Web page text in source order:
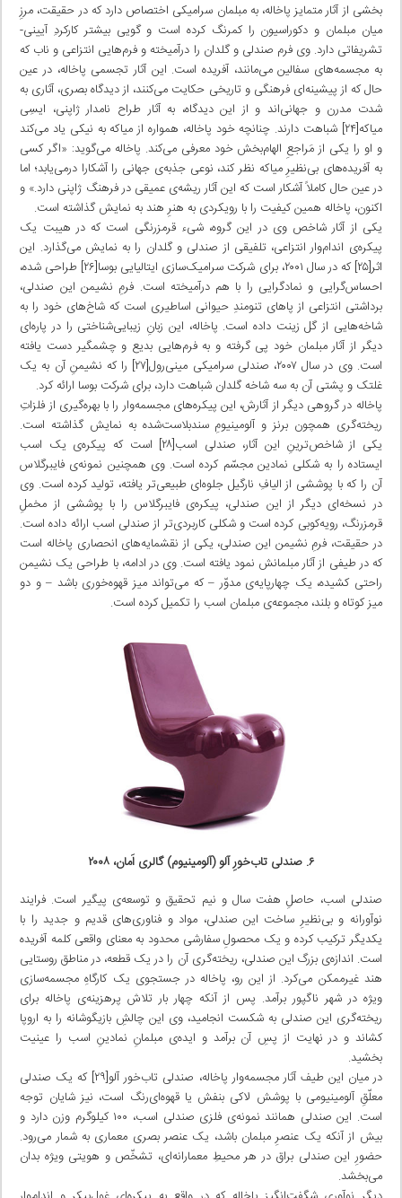
بخشی از آثار متمایز پاخاله، به مبلمان سرامیکی اختصاص دارد که در حقیقت، مرزِ
میان مبلمان و دکوراسیون را کمرنگ کرده است و گویی بیشتر کارکردِ آیینی-
تشریفاتی دارد. وی فرم صندلی و گلدان را درآمیخته و فرم‌هایی انتزاعی و ناب که
به مجسمه‌های سفالین می‌مانند، آفریده است. این آثار تجسمی پاخاله، در عین
حال که از پیشینه‌ای فرهنگی و تاریخی حکایت می‌کنند، از دیدگاه بصری، آثاری به
شدت مدرن و جهانی‌اند و از این دیدگاه، به آثار طراح نامدار ژاپنی، ایسِی
میاکه[۲۴] شباهت دارند. چنانچه خود پاخاله، همواره از میاکه به نیکی یاد می‌کند
و او را یکی از مَراجعِ الهام‌بخش خود معرفی می‌کند. پاخاله می‌گوید: «اگر کسی
به آفریده‌های بی‌نظیرِ میاکه نظر کند، نوعی جذبه‌ی جهانی را آشکارا در‌می‌یابد؛ اما
در عین حال کاملاً آشکار است که این آثار ریشه‌ی عمیقی در فرهنگ ژاپنی دارد.» و
اکنون، پاخاله همین کیفیت را با رویکردی به هنرِ هند به نمایش گذاشته است.
یکی از آثار شاخص وی در این گروه، شیء قرمزرنگی است که در هیبت یک
پیکره‌ی اندام‌وار انتزاعی، تلفیقی از صندلی و گلدان را به نمایش می‌گذارد. این
اثر[۲۵] که در سال ۲۰۰۱، برای شرکت سرامیک‌سازی ایتالیایی بوسا[۲۶] طراحی شده،
احساس‌گرایی و نمادگرایی را با هم درآمیخته است. فرمِ نشیمن این صندلی،
برداشتی انتزاعی از پاهای تنومندِ حیوانی اساطیری است که شاخ‌های خود را به
شاخه‌هایی از گل زینت داده است. پاخاله، این زبانِ زیبایی‌شناختی را در پاره‌ای
دیگر از آثار مبلمان خود پی گرفته و به فرم‌هایی بدیع و چشمگیر دست یافته
است. وی در سال ۲۰۰۷، صندلی سرامیکی مینی‌رول[۲۷] را که نشیمنِ آن به یک
غلتک و پشتی آن به سه شاخه گلدان شباهت دارد، برای شرکت بوسا ارائه کرد.
پاخاله در گروهی دیگر از آثارش، این پیکره‌های مجسمه‌وار را با بهره‌گیری از فلزاتِ
ریخته‌گری همچون برنز و آلومینیومِ سندبلاست‌شده به نمایش گذاشته است.
یکی از شاخص‌ترینِ این آثار، صندلی اسب[۲۸] است که پیکره‌ی یک اسب
ایستاده را به شکلی نمادین مجسّم کرده است. وی همچنین نمونه‌ی فایبرگلاس
آن را که با پوششی از الیافِ نارگیل جلوه‌ای طبیعی‌تر یافته، تولید کرده است. وی
در نسخه‌ای دیگر از این صندلی، پیکره‌ی فایبرگلاس را با پوششی از مخملِ
قرمزرنگ، رویه‌کوبی کرده است و شکلی کاربردی‌تر از صندلی اسب ارائه داده است.
در حقیقت، فرمِ نشیمن این صندلی، یکی از نقشمایه‌های انحصاری پاخاله است
که در طیفی از آثار مبلمانش نمود یافته است. وی در ادامه، با طراحی یک نشیمن
راحتی کشیده، یک چهارپایه‌ی مدوّر – که می‌تواند میز قهوه‌خوری باشد – و دو
میز کوتاه و بلند، مجموعه‌ی مبلمان اسب را تکمیل کرده است.
۶. صندلی تاب‌خورِ آلو (آلومینیوم) گالری اَمان، ۲۰۰۸
صندلی اسب، حاصلِ هفت سال و نیم تحقیق و توسعه‌ی پیگیر است. فرایند
نوآورانه و بی‌نظیرِ ساخت این صندلی، مواد و فناوری‌های قدیم و جدید را با
یکدیگر ترکیب کرده و یک محصولِ سفارشی محدود به معنای واقعی کلمه آفریده
است. اندازه‌ی بزرگ این صندلی، ریخته‌گری آن را در یک قطعه، در مناطق روستایی
هند غیرممکن می‌کرد. از این رو، پاخاله در جستجوی یک کارگاهِ مجسمه‌سازی
ویژه در شهر ناگپور برآمد. پس از آنکه چهار بار تلاش پرهزینه‌ی پاخاله برای
ریخته‌گری این صندلی به شکست انجامید، وی این چالشِ بازیگوشانه را به اروپا
کشاند و در نهایت از پسِ آن برآمد و ایده‌ی مبلمانِ نمادینِ اسب را عینیت
بخشید.
در میان این طیف آثار مجسمه‌وار پاخاله، صندلی تاب‌خور آلو[۲۹] که یک صندلی
معلّقِ آلومینیومی با پوشش لاکی بنفش‌ یا قهوه‌ای‌رنگ است، نیز شایان توجه
است. این صندلی همانند نمونه‌ی فلزی صندلی اسب، ۱۰۰ کیلوگرم وزن دارد و
بیش از آنکه یک عنصرِ مبلمان باشد، یک عنصر بصری معماری به شمار می‌رود.
حضورِ این صندلی براق در هر محیطِ معمارانه‌ای، تشخّص و هویتی ویژه بدان
می‌بخشد.